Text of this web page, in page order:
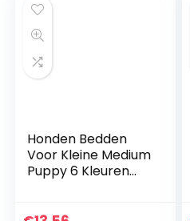
Hondenmand –
Verwijderbare
Water Bestand
Machinewasbare
Deken
Honden Bedden
Voor Kleine Medium
Puppy 6 Kleuren